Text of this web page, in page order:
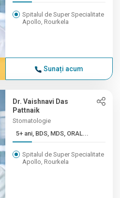
Spitalul de Super Specialitate
Apollo, Rourkela
Sunați acum
Dr. Vaishnavi Das
Pattnaik
Stomatologie
5+ ani, BDS, MDS, ORAL...
Spitalul de Super Specialitate
Apollo, Rourkela